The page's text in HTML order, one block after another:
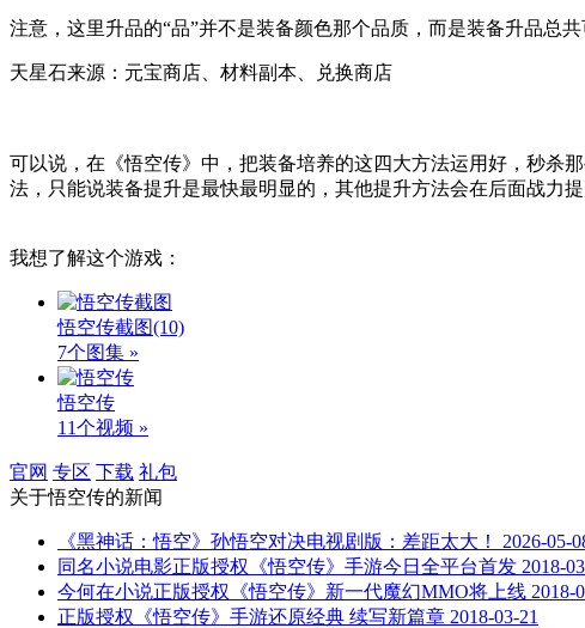
注意，这里升品的“品”并不是装备颜色那个品质，而是装备升品总
天星石来源：元宝商店、材料副本、兑换商店
可以说，在《悟空传》中，把装备培养的这四大方法运用好，秒杀
法，只能说装备提升是最快最明显的，其他提升方法会在后面战力
我想了解这个游戏：
悟空传截图(10)
7个图集 »
悟空传
11个视频 »
官网 专区 下载 礼包
关于悟空传的新闻
《黑神话：悟空》孙悟空对决电视剧版：差距太大！
2026-05-
同名小说电影正版授权《悟空传》手游今日全平台首发 2018-
今何在小说正版授权《悟空传》新一代魔幻MMO将上线 2018-
正版授权《悟空传》手游还原经典 续写新篇章 2018-03-21